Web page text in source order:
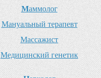
Маммолог
Мануальный терапевт
Массажист
Медицинский генетик